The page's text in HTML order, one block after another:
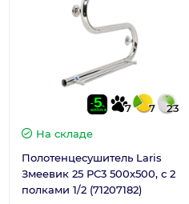
7 7 23
На складе
Полотенцесушитель Laris
Змеевик 25 РС3 500х500, с 2
полками 1/2 (71207182)